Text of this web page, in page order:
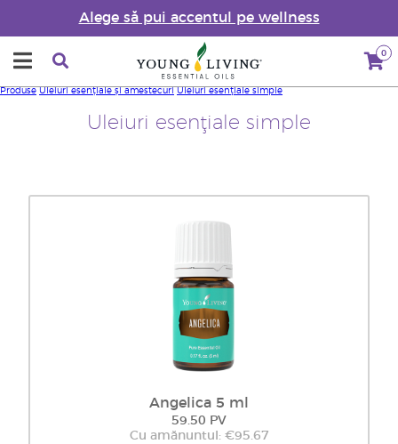
Alege să pui accentul pe wellness
0
Uleiuri esenţiale simple
Produse Uleiuri esențiale și amestecuri Uleiuri esenţiale simple
Angelica 5 ml
59.50 PV
Cu amănuntul: €95.67